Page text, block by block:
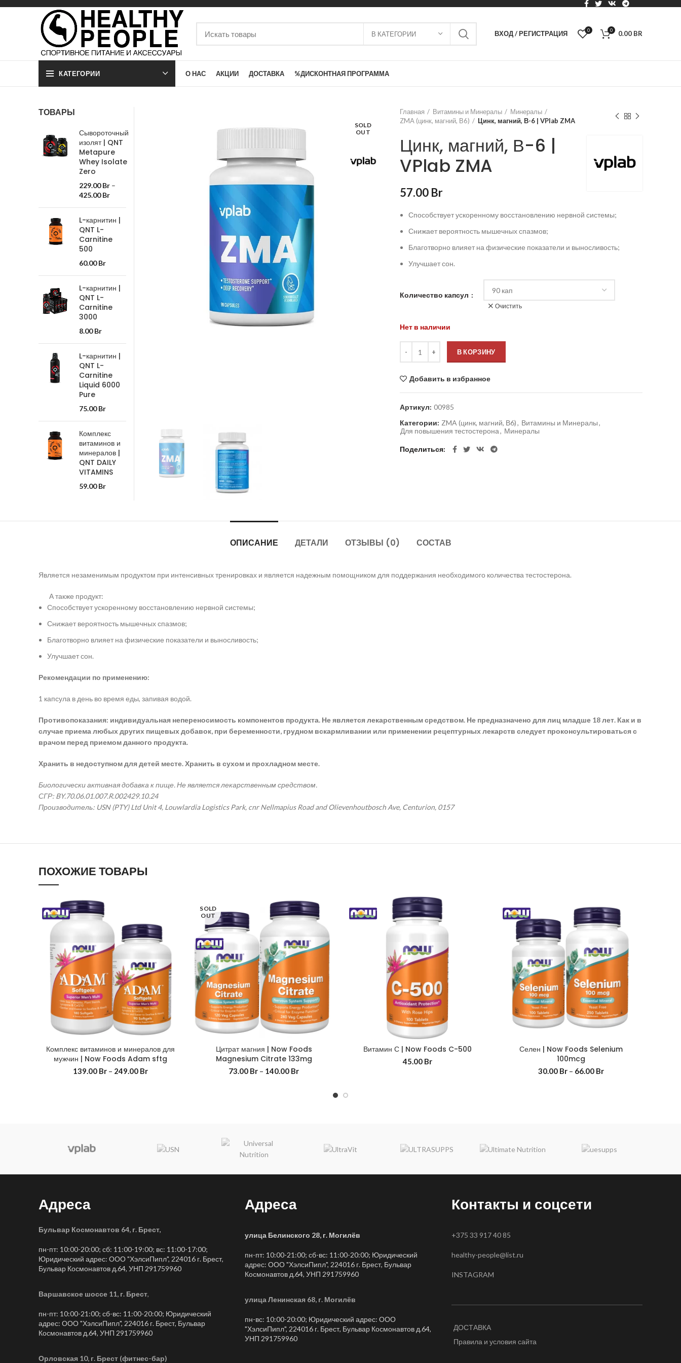
В КАТЕГОРИИ ВХОД / РЕГИСТРАЦИЯ 0 0 0.00 BR
КАТЕГОРИИ О НАС АКЦИИ ДОСТАВКА %ДИСКОНТНАЯ ПРОГРАММА
SOLD
OUT
Главная Витамины и Минералы
Минералы
ZMA (цинк, магний, В6)
Цинк, магний, В-6 | VPlab ZMA
Цинк, магний, В-6 |
VPlab ZMA
57.00 Br
Способствует ускоренному восстановлению нервной системы;
Снижает вероятность мышечных спазмов;
Благотворно влияет на физические показатели и выносливость;
Улучшает сон.
Количество капсул
Очистить
Нет в наличии
В КОРЗИНУ
Добавить в избранное
Артикул: 00985
Категории: ZMA (цинк, магний, В6), Витамины и Минералы,
Для повышения тестостерона, Минералы
Поделиться
ТОВАРЫ
Сывороточный
изолят | QNT
Metapure
Whey Isolate
Zero
229.00Br –
425.00Br
L-карнитин |
QNT L-
Carnitine
500
60.00Br
L-карнитин |
QNT L-
Carnitine
3000
8.00Br
L-карнитин |
QNT L-
Carnitine
Liquid 6000
Pure
75.00Br
Комплекс
витаминов и
минералов |
QNT DAILY
VITAMINS
59.00Br
ОПИСАНИЕ ДЕТАЛИ ОТЗЫВЫ (0) СОСТАВ
Является незаменимым продуктом при интенсивных тренировках и является надежным помощником для поддержания необходимого количества тестостерона.
А также продукт:
Способствует ускоренному восстановлению нервной системы;
Снижает вероятность мышечных спазмов;
Благотворно влияет на физические показатели и выносливость;
Улучшает сон.
Рекомендации по применению:
1 капсула в день во время еды, запивая водой.
Противопоказания: индивидуальная непереносимость компонентов продукта. Не является лекарственным средством. Не предназначено для лиц младше 18 лет. Как и в
случае приема любых других пищевых добавок, при беременности, грудном вскармливании или применении рецептурных лекарств следует проконсультироваться с
врачом перед приемом данного продукта.
Хранить в недоступном для детей месте. Хранить в сухом и прохладном месте.
Биологически активная добавка к пище. Не является лекарственным средством.
СГР: BY.70.06.01.007.R.002429.10.24
Производитель: USN (PTY) Ltd Unit 4, Louwlardia Logistics Park, cnr Nellmapius Road and Olievenhoutbosch Ave, Centurion, 0157
ПОХОЖИЕ ТОВАРЫ
Комплекс витаминов и минералов для
мужчин | Now Foods Adam sftg
139.00 Br– 249.00 Br
SOLD
OUT
Цитрат магния | Now Foods
Magnesium Citrate 133mg
73.00 Br – 140.00 Br
Витамин С | Now Foods C-500
45.00 Br
Селен | Now Foods Selenium
100mcg
30.00 Br– 66.00 Br
Адреса
Бульвар Космонавтов 64, г. Брест,
пн-пт: 10:00-20:00; сб: 11:00-19:00; вс: 11:00-17:00;
Юридический адрес: ООО "ХэлсиПипл", 224016 г. Брест,
Бульвар Космонавтов д.64, УНП 291759960
Варшавское шоссе 11, г. Брест,
пн-пт: 10:00-21:00; сб-вс: 11:00-20:00; Юридический
адрес: ООО "ХэлсиПипл", 224016 г. Брест, Бульвар
Космонавтов д.64, УНП 291759960
Орловская 10, г. Брест (фитнес-бар)
Адреса
улица Белинского 28, г. Могилёв
пн-пт: 10:00-21:00; сб-вс: 11:00-20:00; Юридический
адрес: ООО "ХэлсиПипл", 224016 г. Брест, Бульвар
Космонавтов д.64, УНП 291759960
улица Ленинская 68, г. Могилёв
пн-вс: 10:00-20:00; Юридический адрес: ООО
"ХэлсиПипл", 224016 г. Брест, Бульвар Космонавтов д.64,
УНП 291759960
Контакты и соцсети
+375 33 917 40 85
healthy-people@list.ru
INSTAGRAM
ДОСТАВКА
Правила и условия сайта